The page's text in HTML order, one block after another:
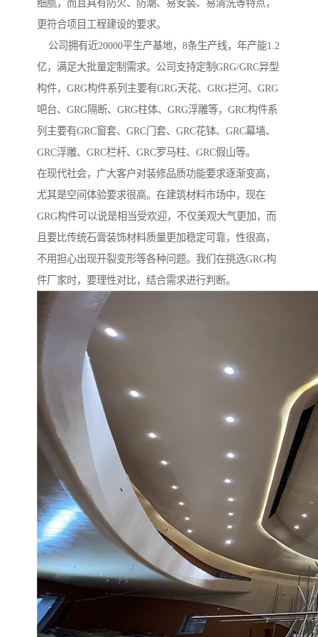
细腻，而且具有防火、防潮、易安装、易清洗等特点，
更符合项目工程建设的要求。
公司拥有近20000平生产基地，8条生产线，年产能1.2
亿，满足大批量定制需求。公司支持定制GRG/GRC异型
构件，GRG构件系列主要有GRG天花、GRG拦河、GRG
吧台、GRG隔断、GRG柱体、GRG浮雕等，GRC构件系
列主要有GRC窗套、GRC门套、GRC花钵、GRC幕墙、
GRC浮雕、GRC栏杆、GRC罗马柱、GRC假山等。
在现代社会，广大客户对装修品质功能要求逐渐变高，
尤其是空间体验要求很高。在建筑材料市场中，现在
GRG构件可以说是相当受欢迎，不仅美观大气更加，而
且要比传统石膏装饰材料质量更加稳定可靠，性很高，
不用担心出现开裂变形等各种问题。我们在挑选GRG构
件厂家时，要理性对比，结合需求进行判断。